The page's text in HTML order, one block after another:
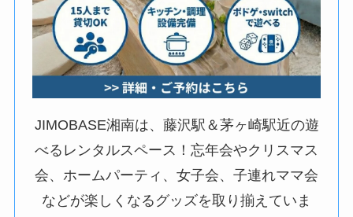
JIMOBASE湘南は、藤沢駅＆茅ヶ崎駅近の遊
べるレンタルスペース！忘年会やクリスマス
会、ホームパーティ、女子会、子連れママ会
などが楽しくなるグッズを取り揃えていま